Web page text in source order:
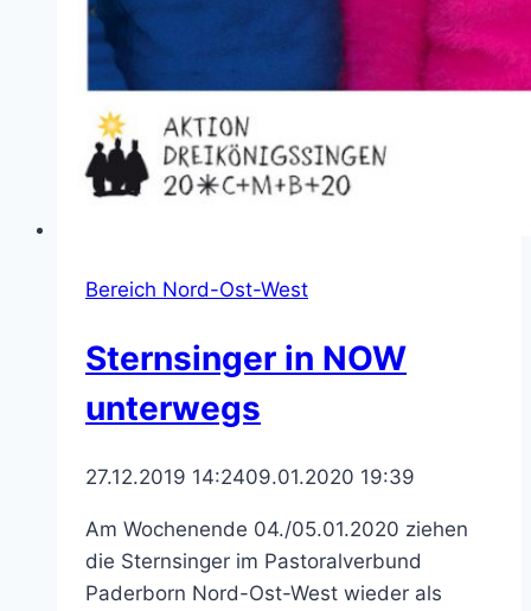
Bereich Nord-Ost-West
Sternsinger in NOW
unterwegs
27.12.2019 14:2409.01.2020 19:39
Am Wochenende 04./05.01.2020 ziehen
die Sternsinger im Pastoralverbund
Paderborn Nord-Ost-West wieder als